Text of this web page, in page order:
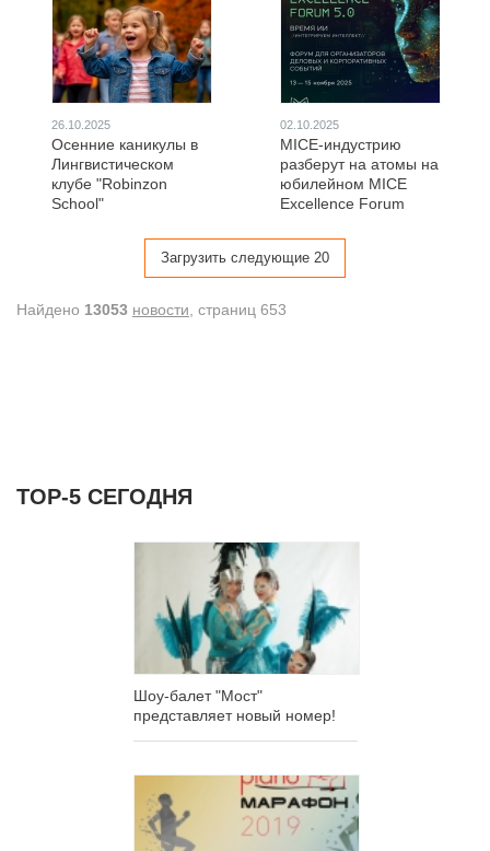
26.10.2025
Осенние каникулы в
Лингвистическом
клубе "Robinzon
School"
02.10.2025
MICE-индустрию
разберут на атомы на
юбилейном MICE
Excellence Forum
Загрузить следующие 20
Найдено 13053 новости , cтраниц 653
ТОР-5 СЕГОДНЯ
Шоу-балет "Мост"
представляет новый номер!